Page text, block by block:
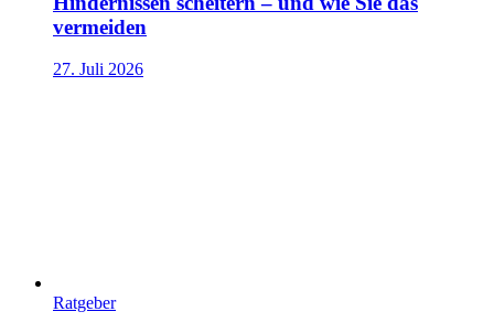
vermeiden
27. Juli 2026
Ratgeber